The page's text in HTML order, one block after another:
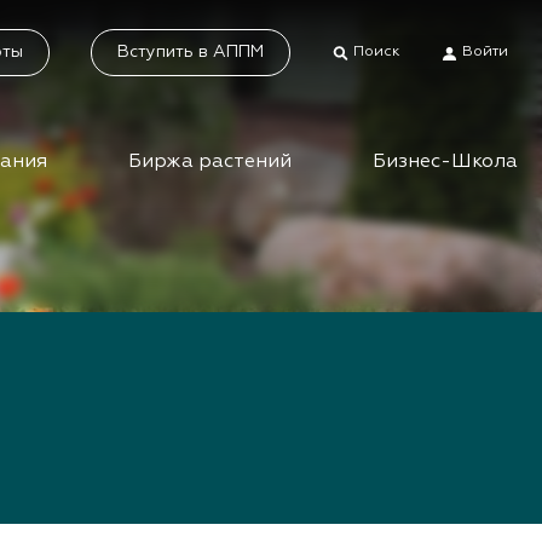
Вступить в АППМ Поиск Войти
Биржа растений Бизнес-Школа
растений
Каталог растений
Система добровольной